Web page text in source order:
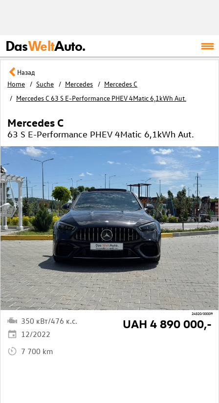
DasWeltAuto.
Назад
Home
Suche Mercedes
Mercedes C
Mercedes C 63 S E-Performance PHEV 4Matic 6,1kWh Aut.
24320/00009
Mercedes C
63 S E-Performance PHEV 4Matic 6,1kWh Aut.
350 кВт/476 к.с.
12/2022
7 700 km
UAH 4 890 000,-